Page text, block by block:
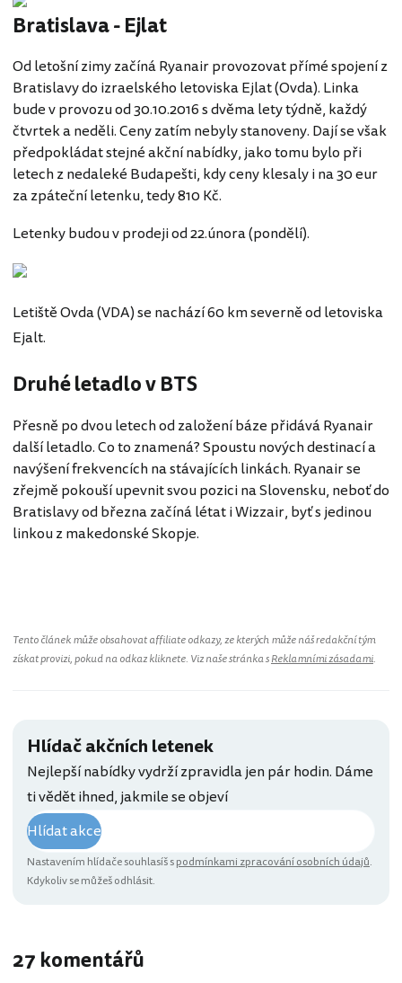
Bratislava - Ejlat
Od letošní zimy začíná Ryanair provozovat přímé spojení z
Bratislavy do izraelského letoviska Ejlat (Ovda). Linka
bude v provozu od 30.10.2016 s dvěma lety týdně, každý
čtvrtek a neděli. Ceny zatím nebyly stanoveny. Dají se však
předpokládat stejné akční nabídky, jako tomu bylo při
letech z nedaleké Budapešti, kdy ceny klesaly i na 30 eur
za zpáteční letenku, tedy 810 Kč.
Letenky budou v prodeji od 22.února (pondělí).
Letiště Ovda (VDA) se nachází 60 km severně od letoviska
Ejalt.
Druhé letadlo v BTS
Přesně po dvou letech od založení báze přidává Ryanair
další letadlo. Co to znamená? Spoustu nových destinací a
navýšení frekvencích na stávajících linkách. Ryanair se
zřejmě pokouší upevnit svou pozici na Slovensku, neboť do
Bratislavy od března začíná létat i Wizzair, byť s jedinou
linkou z makedonské Skopje.
Tento článek může obsahovat affiliate odkazy, ze kterých může náš redakční tým
získat provizi, pokud na odkaz kliknete. Viz naše stránka sReklamními zásadami.
Hlídač akčních letenek
Nejlepší nabídky vydrží zpravidla jen pár hodin. Dáme
ti vědět ihned, jakmile se objeví
Hlídat akce
Nastavením hlídače souhlasíš spodmínkami zpracování osobních údajů.
Kdykoliv se můžeš odhlásit.
27 komentářů